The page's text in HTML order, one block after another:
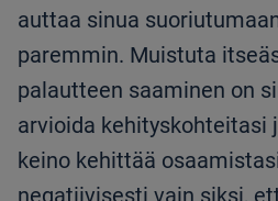
auttaa sinua
paremmin. Muistuta
palautteen saaminen on
arvioida kehityskohteitasi
keino kehittää